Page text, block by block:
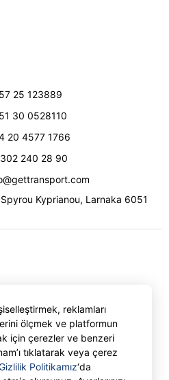
25 123889
30 0528110
20 4577 1766
240 28 90
Kyprianou, Larnaka 6051
GetTransport®
Limited.
reklamları
ölçmek ve platformun
için çerezler ve benzeri
tıklatarak veya çerez
Politikamız‘da